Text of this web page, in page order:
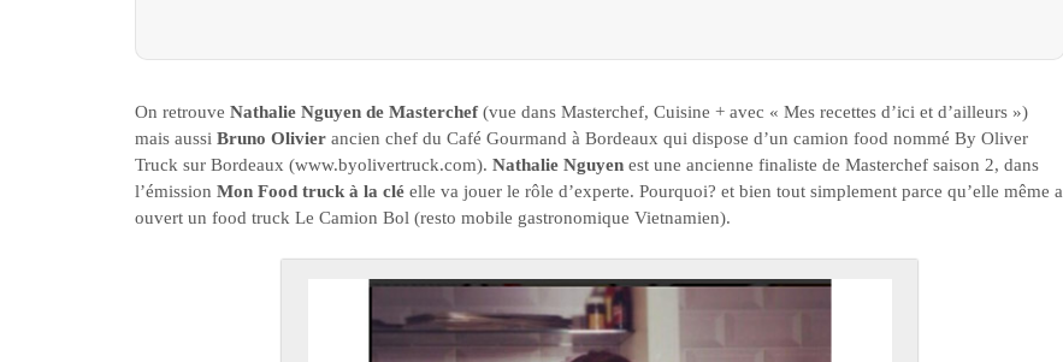
On retrouve Nathalie Nguyen de Masterchef (vue dans Masterchef, Cuisine + avec « Mes recettes d’ici et d’ailleurs »)
mais aussi Bruno Olivier ancien chef du Café Gourmand à Bordeaux qui dispose d’un camion food nommé By Oliver
Truck sur Bordeaux (www.byolivertruck.com). Nathalie Nguyen est une ancienne finaliste de Masterchef saison 2, dans
l’émission Mon Food truck à la clé elle va jouer le rôle d’experte. Pourquoi? et bien tout simplement parce qu’elle même a
ouvert un food truck Le Camion Bol (resto mobile gastronomique Vietnamien).